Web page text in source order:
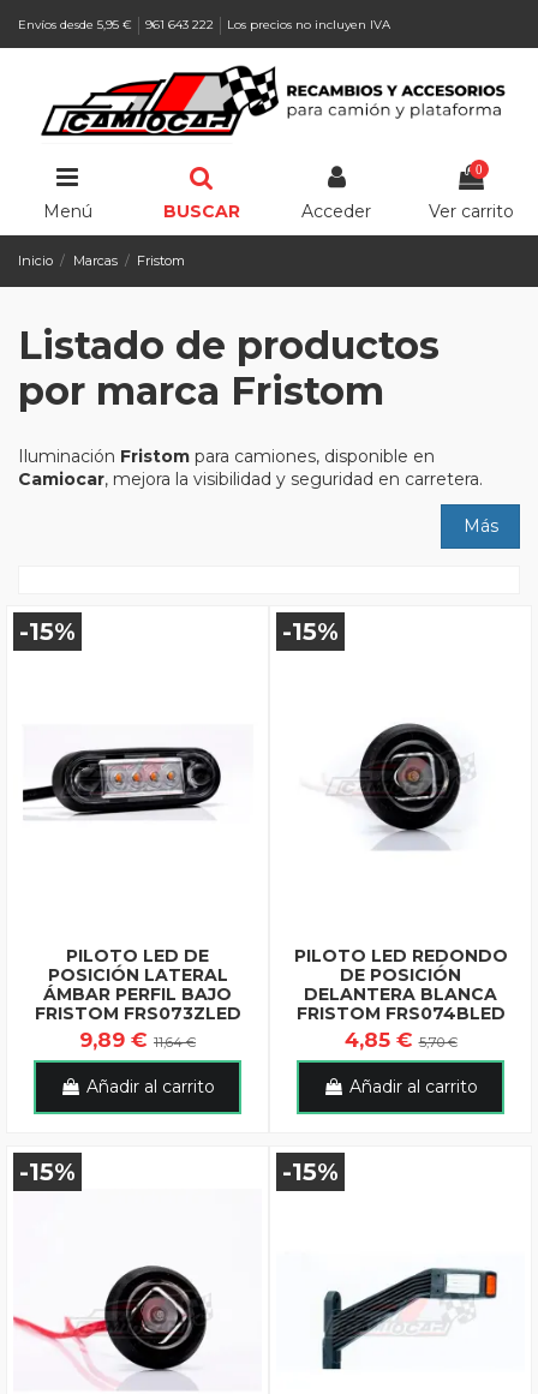
Envíos desde 5,95 € 961 643 222 Los precios no incluyen IVA
Menú BUSCAR Acceder
0
Ver carrito
Inicio Marcas Fristom
Listado de productos
por marca Fristom
Iluminación Fristom para camiones, disponible en
Camiocar, mejora la visibilidad y seguridad en carretera.
Más
-15%
PILOTO LED DE
POSICIÓN LATERAL
ÁMBAR PERFIL BAJO
FRISTOM FRS073ZLED
9,89 € 11,64 €
Añadir al carrito
-15%
PILOTO LED REDONDO
DE POSICIÓN
DELANTERA BLANCA
FRISTOM FRS074BLED
4,85 €5,70 €
Añadir al carrito
-15% -15%